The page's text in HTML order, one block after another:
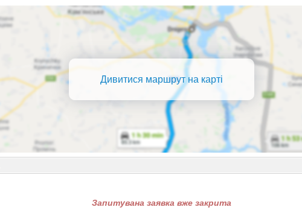
Дивитися маршрут на карті
Запитувана заявка вже закрита